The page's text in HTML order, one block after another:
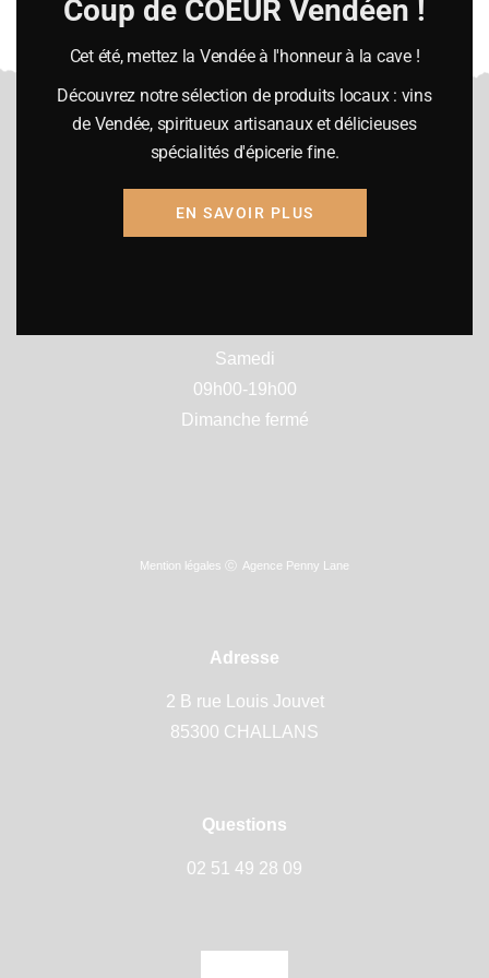
Heures d’ouverture
Lundi :
Samedi
09h00-19h00
Dimanche fermé
Mention légales ⓒ Agence Penny Lane
Adresse
2 B rue Louis Jouvet
85300 CHALLANS
Questions
02 51 49 28 09
Coup de COEUR Vendéen !
Cet été, mettez la Vendée à l'honneur à la cave !
Découvrez notre sélection de produits locaux : vins
de Vendée, spiritueux artisanaux et délicieuses
spécialités d'épicerie fine.
EN SAVOIR PLUS